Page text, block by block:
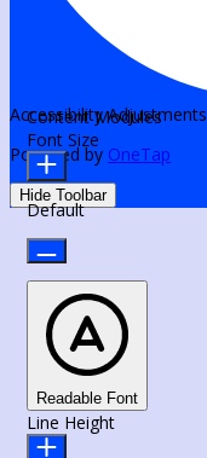
Accessibility Adjustments
Powered by OneTap
Hide Toolbar
Content Modules
Font Size
Default
Readable Font
Line Height